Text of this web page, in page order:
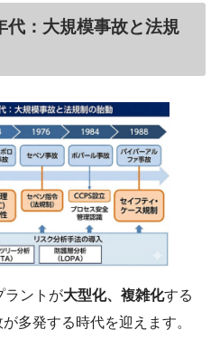
：大規模事故と法規
ラントが大型化、複雑化する
多発する時代を迎えます。